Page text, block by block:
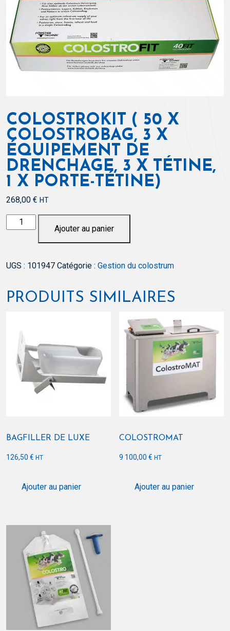
COLOSTROKIT ( 50 X
COLOSTROBAG, 3 X
ÉQUIPEMENT DE
DRENCHAGE, 3 X TÉTINE,
1 X PORTE-TÉTINE)
268,00 € HT
quantité
de
Colostrokit
50
ColostroBAG,
équipement
drenchage,
tétine)
Ajouter au panier
UGS : 101947 Catégorie : Gestion du colostrum
PRODUITS SIMILAIRES
BAGFILLER DE LUXE
126,50 € HT
Ajouter au panier
COLOSTROMAT
9 100,00€ HT
Ajouter au panier